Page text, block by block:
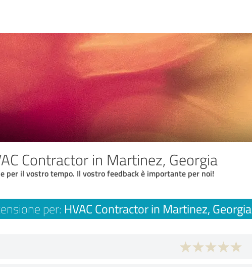
Contractor in Martinez, Georgia
per il vostro tempo. Il vostro feedback è importante per noi!
per: HVAC Contractor in Martinez, Georgia